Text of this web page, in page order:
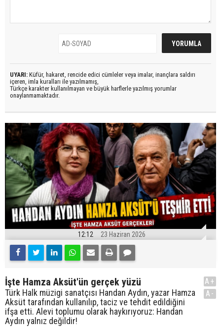
UYARI: Küfür, hakaret, rencide edici cümleler veya imalar, inançlara saldırı
içeren, imla kuralları ile yazılmamış,
Türkçe karakter kullanılmayan ve büyük harflerle yazılmış yorumlar
onaylanmamaktadır.
12:12 23 Haziran 2026
İşte Hamza Aksüt'ün gerçek yüzü
Türk Halk müzigi sanatçısı Handan Aydın, yazar Hamza
Aksüt tarafından kullanılıp, taciz ve tehdit edildiğini
ifşa etti. Alevi toplumu olarak haykırıyoruz: Handan
Aydın yalnız değildir!
A+
A-